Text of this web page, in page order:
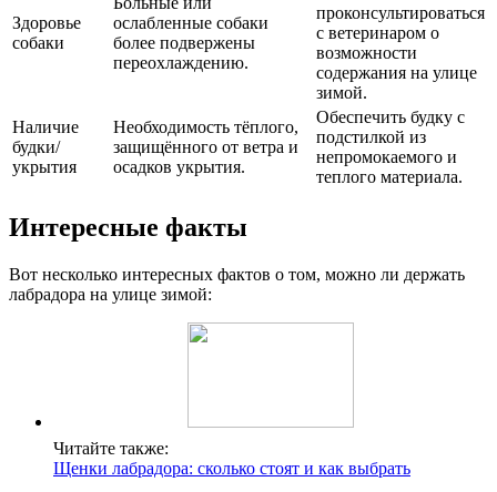
Здоровье
собаки
ослабленные собаки
более подвержены
переохлаждению.
проконсультироваться
с ветеринаром о
возможности
содержания на улице
зимой.
Наличие
будки/
укрытия
Необходимость тёплого,
защищённого от ветра и
осадков укрытия.
Обеспечить будку с
подстилкой из
непромокаемого и
теплого материала.
Интересные факты
Вот несколько интересных фактов о том, можно ли держать
лабрадора на улице зимой:
Читайте также:
Щенки лабрадора: сколько стоят и как выбрать